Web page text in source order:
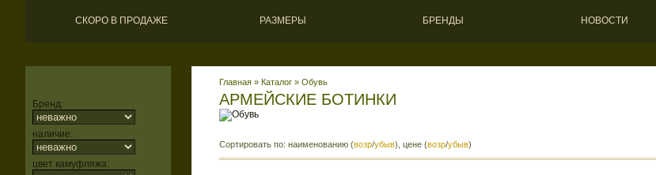
СКОРО В ПРОДАЖЕ РАЗМЕРЫ БРЕНДЫ НОВОСТИ
Бренд:
наличие:
цвет камуфляжа:
АРМЕЙСКИЕ БОТИНКИ
Главная » Каталог » Обувь
Сортировать по: наименованию (возр/убыв), цене (возр/убыв)